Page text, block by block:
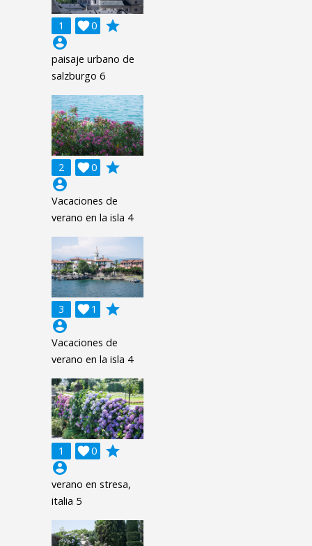
1 0

grade
account_circle
paisaje urbano de
salzburgo 6
2 0

grade
account_circle
Vacaciones de
verano en la isla 4
3 1

grade
account_circle
Vacaciones de
verano en la isla 4
1 0

grade
account_circle
verano en stresa,
italia 5